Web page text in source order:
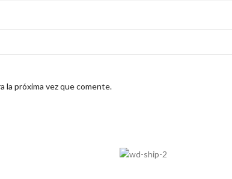
la próxima vez que comente.